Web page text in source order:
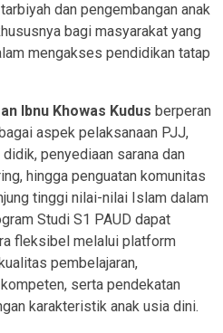
dan pengembangan anak
bagi masyarakat yang
mengakses pendidikan tatap
Ibnu Khowas Kudus berperan
aspek pelaksanaan PJJ,
penyediaan sarana dan
hingga penguatan komunitas
tinggi nilai-nilai Islam dalam
Studi S1 PAUD dapat
fleksibel melalui platform
pembelajaran,
serta pendekatan
karakteristik anak usia dini.